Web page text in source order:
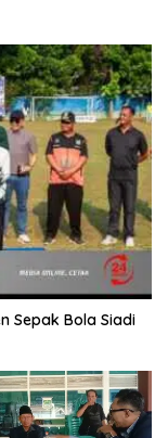
Sepak Bola Siadi